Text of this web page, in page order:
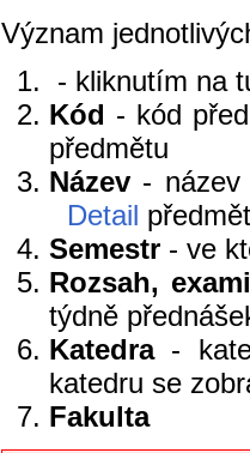
Význam
- kliknutím na
Kód - kód
předmětu
Název -
Detail
Semestr - ve
Rozsah,
týdně
Katedra-
katedru se
Fakulta